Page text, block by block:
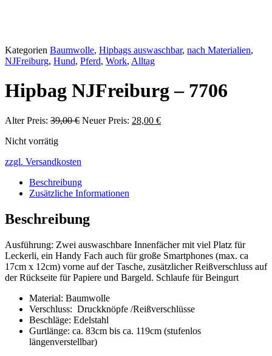
Kategorien Baumwolle, Hipbags auswaschbar, nach Materialien,
NJFreiburg, Hund, Pferd, Work, Alltag
Hipbag NJFreiburg – 7706
Alter Preis: 39,00€ Ursprünglicher
Neuer Preis: 28,00 €
Nicht vorrätig
zzgl. Versandkosten
Beschreibung
Zusätzliche Informationen
Beschreibung
Ausführung: Zwei auswaschbare Innenfächer mit viel Platz für
Leckerli, ein Handy Fach auch für große Smartphones (max. ca
17cm x 12cm) vorne auf der Tasche, zusätzlicher Reißverschluss auf
der Rückseite für Papiere und Bargeld. Schlaufe für Beingurt
Material: Baumwolle
Verschluss: Druckknöpfe /Reißverschlüsse
Beschläge: Edelstahl
Gurtlänge: ca. 83cm bis ca. 119cm (stufenlos
längenverstellbar)